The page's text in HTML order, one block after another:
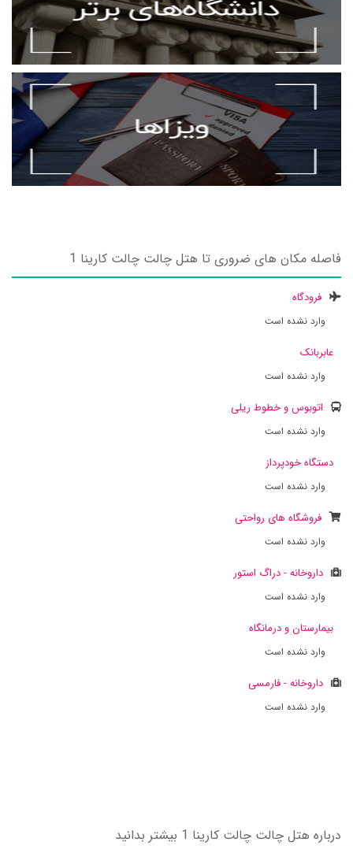
فاصله مکان های ضروری تا هتل چالت چالت کارینا 1
فرودگاه
وارد نشده است
عابربانک
وارد نشده است
اتوبوس و خطوط ریلی
وارد نشده است
دستگاه خودپرداز
وارد نشده است
فروشگاه های رواحتی
وارد نشده است
داروخانه - دراگ استور
وارد نشده است
بیمارستان و درمانگاه
وارد نشده است
داروخانه - فارمسی
وارد نشده است
درباره هتل چالت چالت کارینا 1 بیشتر بدانید